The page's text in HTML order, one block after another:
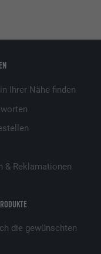
die gewünschten
Ihrer Nähe finden
& Reklamationen
Networking-Dienst
der